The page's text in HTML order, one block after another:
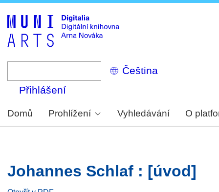
Select
your
Přihlášení
Domů Prohlížení Vyhledávání O
Johannes Schlaf : [úvod]